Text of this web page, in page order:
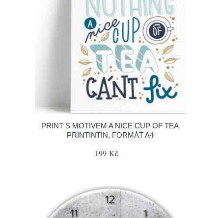
PRINT S MOTIVEM A NICE CUP OF TEA
PRINTINTIN, FORMÁT A4
199 Kč